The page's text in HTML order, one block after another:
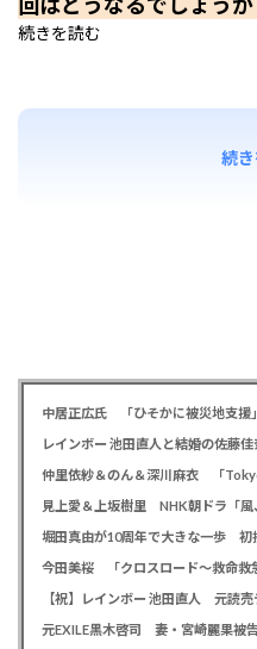
続きを読む
続
仲里依紗＆のん＆深川麻衣 「
堀田真由が10周年で大きな一歩 初
今田美桜 「クロスロード～救命救
【祝】レインボー 池田直人 元読